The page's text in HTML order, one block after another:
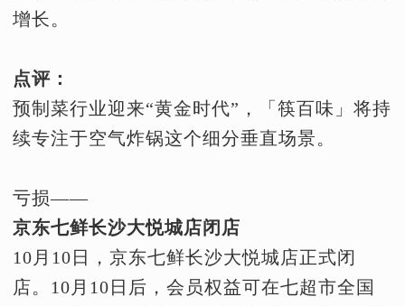
增长。
点评：
预制菜行业迎来“黄金时代”，「筷百味」将持
续专注于空气炸锅这个细分垂直场景。
亏损——
京东七鲜长沙大悦城店闭店
10月10日，京东七鲜长沙大悦城店正式闭
店。10月10日后，会员权益可在七超市全国